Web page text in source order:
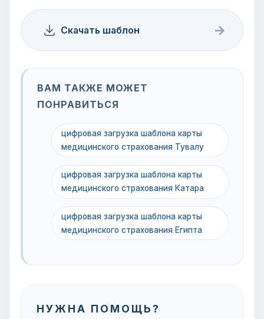
Скачать шаблон →
ВАМ ТАКЖЕ МОЖЕТ
ПОНРАВИТЬСЯ
цифровая загрузка шаблона карты
медицинского страхования Тувалу
цифровая загрузка шаблона карты
медицинского страхования Катара
цифровая загрузка шаблона карты
медицинского страхования Египта
НУЖНА ПОМОЩЬ?